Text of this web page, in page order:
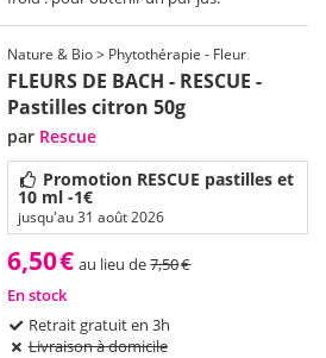
Nature & Bio > Phytothérapie - Fleur
FLEURS DE BACH - RESCUE -
Pastilles citron 50g
par Rescue
Promotion RESCUE pastilles et
10 ml -1€
jusqu'au 31 août 2026
6,50€ au lieu de7,50€
En stock
Retrait gratuit en 3h
Livraison à domicile